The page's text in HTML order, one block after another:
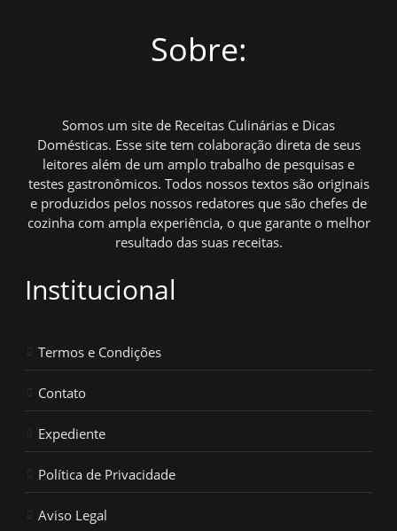
Sobre:
Somos um site de Receitas Culinárias e Dicas
Domésticas. Esse site tem colaboração direta de seus
leitores além de um amplo trabalho de pesquisas e
testes gastronômicos. Todos nossos textos são originais
e produzidos pelos nossos redatores que são chefes de
cozinha com ampla experiência, o que garante o melhor
resultado das suas receitas.
Institucional
Termos e Condições
Contato
Expediente
Política de Privacidade
Aviso Legal